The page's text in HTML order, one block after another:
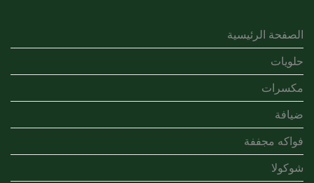
الصفحة الرئيسية
حلويات
مكسرات
ضيافة
فواكه مجففة
شوكولا